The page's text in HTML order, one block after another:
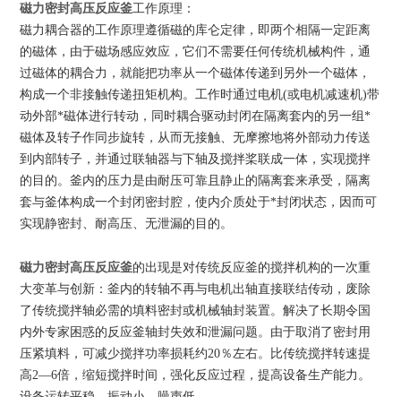
磁力密封高压反应釜工作原理：
磁力耦合器的工作原理遵循磁的库仑定律，即两个相隔一定距离
的磁体，由于磁场感应效应，它们不需要任何传统机械构件，通
过磁体的耦合力，就能把功率从一个磁体传递到另外一个磁体，
构成一个非接触传递扭矩机构。工作时通过电机(或电机减速机)带
动外部*磁体进行转动，同时耦合驱动封闭在隔离套内的另一组*
磁体及转子作同步旋转，从而无接触、无摩擦地将外部动力传送
到内部转子，并通过联轴器与下轴及搅拌桨联成一体，实现搅拌
的目的。釜内的压力是由耐压可靠且静止的隔离套来承受，隔离
套与釜体构成一个封闭密封腔，使内介质处于*封闭状态，因而可
实现静密封、耐高压、无泄漏的目的。
磁力密封高压反应釜的出现是对传统反应釜的搅拌机构的一次重
大变革与创新：釜内的转轴不再与电机出轴直接联结传动，废除
了传统搅拌轴必需的填料密封或机械轴封装置。解决了长期令国
内外专家困惑的反应釜轴封失效和泄漏问题。由于取消了密封用
压紧填料，可减少搅拌功率损耗约20％左右。比传统搅拌转速提
高2—6倍，缩短搅拌时间，强化反应过程，提高设备生产能力。